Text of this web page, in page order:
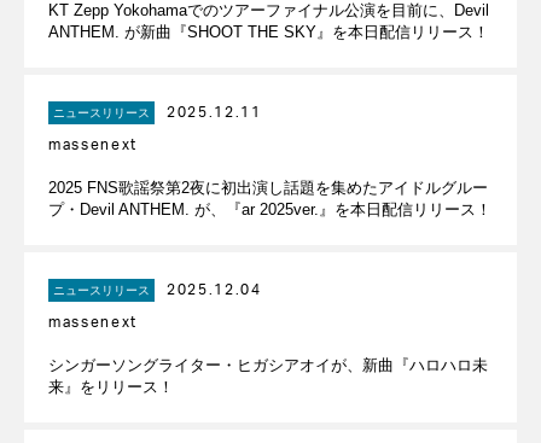
KT Zepp Yokohamaでのツアーファイナル公演を目前に、Devil
ANTHEM. が新曲『SHOOT THE SKY』を本日配信リリース！
ニュースリリース
2025.12.11
massenext
2025 FNS歌謡祭第2夜に初出演し話題を集めたアイドルグルー
プ・Devil ANTHEM. が、『ar 2025ver.』を本日配信リリース！
ニュースリリース
2025.12.04
massenext
シンガーソングライター・ヒガシアオイが、新曲『ハロハロ未
来』をリリース！